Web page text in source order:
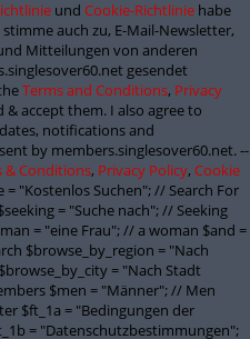
und Cookie-Richtlinie habe
auch zu, E-Mail-Newsletter,
Mitteilungen von anderen
gesendet
Terms and Conditions, Privacy
& accept them. I also agree to
notifications and
by members.singlesover60.net. --
& Conditions, Privacy Policy, Cookie
"Kostenlos Suchen"; // Search For
= "Suche nach"; // Seeking
= "eine Frau"; // a woman $and =
$browse_by_region = "Nach
= "Nach Stadt
$men = "Männer"; // Men
$ft_1a = "Bedingungen der
= "Datenschutzbestimmungen";